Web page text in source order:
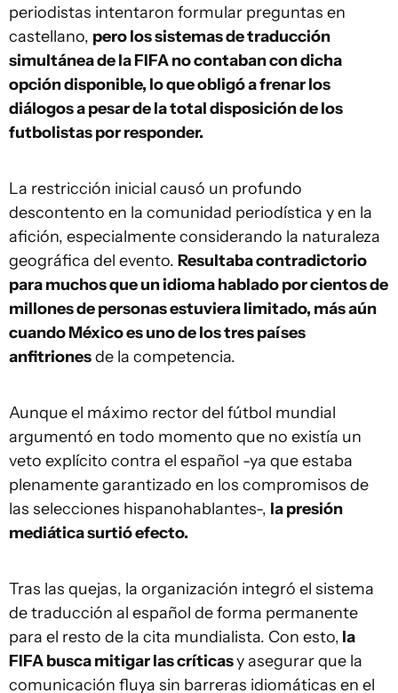
periodistas intentaron formular preguntas en
castellano, pero los sistemas de traducción
simultánea de la FIFA no contaban con dicha
opción disponible, lo que obligó a frenar los
diálogos a pesar de la total disposición de los
futbolistas por responder.
La restricción inicial causó un profundo
descontento en la comunidad periodística y en la
afición, especialmente considerando la naturaleza
geográfica del evento. Resultaba contradictorio
para muchos que un idioma hablado por cientos de
millones de personas estuviera limitado, más aún
cuando México es uno de los tres países
anfitrionesde la competencia.
Aunque el máximo rector del fútbol mundial
argumentó en todo momento que no existía un
veto explícito contra el español -ya que estaba
plenamente garantizado en los compromisos de
las selecciones hispanohablantes-, la presión
mediática surtió efecto.
Tras las quejas, la organización integró el sistema
de traducción al español de forma permanente
para el resto de la cita mundialista. Con esto, la
FIFA busca mitigar las críticasy asegurar que la
comunicación fluya sin barreras idiomáticas en el